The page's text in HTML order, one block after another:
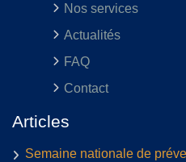
Nos services
Actualités
FAQ
Contact
Articles
Semaine nationale de